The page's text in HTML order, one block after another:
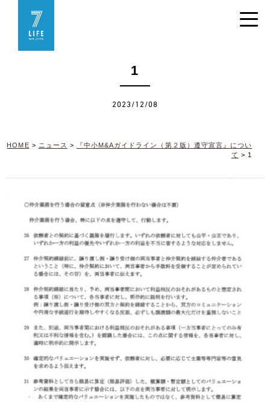
1
2023/12/08
HOME > ニュース >
『中小M&Aガイドライン（第２版）遵守宣言』につい
て > 1